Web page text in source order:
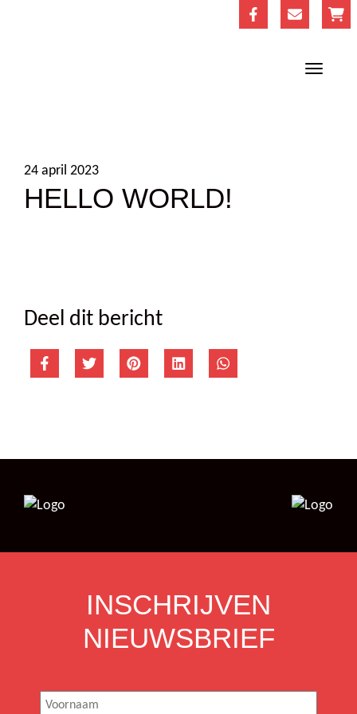
24 april 2023
HELLO WORLD!
Deel dit bericht
INSCHRIJVEN
NIEUWSBRIEF